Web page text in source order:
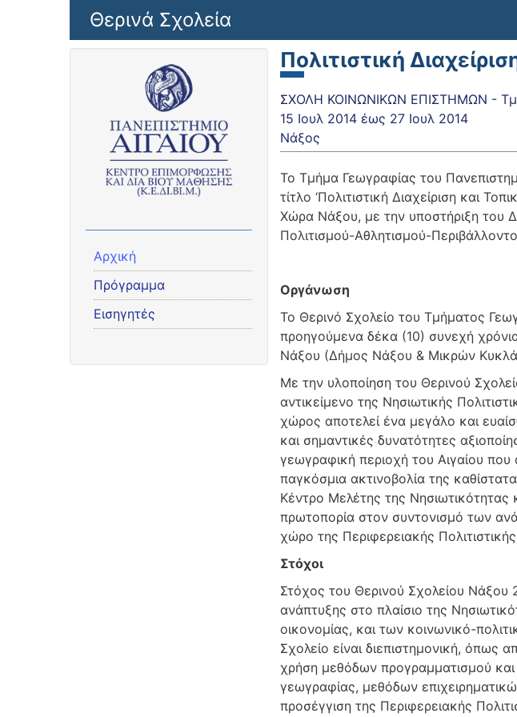
Παράκαμψη προς το κυρίως περιεχόμενο
Θερινά Σχολεία
Αρχική
Πρόγραμμα
Εισηγητές
Πολιτιστική
ΣΧΟΛΗ ΚΟΙΝΩΝΙΚΩΝ ΕΠΙΣΤΗΜΩΝ -
15 Ιουλ 2014έως 27 Ιουλ 2014
Νάξος
Το Τμήμα Γεωγραφίας του
τίτλο ‘Πολιτιστική Διαχείριση και
Χώρα Νάξου, με την υποστήριξη
Πολιτισμού-Αθλητισμού-
Οργάνωση
Το Θερινό Σχολείο του Τμήματος
προηγούμενα δέκα (10) συνεχή
Νάξου (Δήμος Νάξου & Μικρών
Με την υλοποίηση του Θερινού
αντικείμενο της Νησιωτικής
χώρος αποτελεί ένα μεγάλο και
και σημαντικές δυνατότητες
γεωγραφική περιοχή του Αιγαίου
παγκόσμια ακτινοβολία της
Κέντρο Μελέτης της Νησιωτικότητας
πρωτοπορία στον συντονισμό των
χώρο της Περιφερειακής
Στόχοι
Στόχος του Θερινού Σχολείου Νάξου
ανάπτυξης στο πλαίσιο της
οικονομίας, και των κοινωνικό-
Σχολείο είναι διεπιστημονική, όπως
χρήση μεθόδων προγραμματισμού και
γεωγραφίας, μεθόδων
προσέγγιση της Περιφερειακής